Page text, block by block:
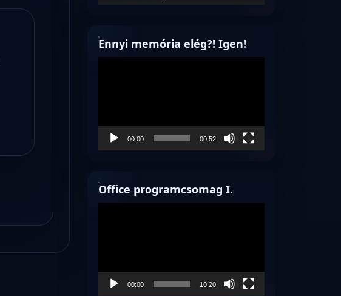
Ennyi memória elég?! Igen!
00:00 00:52
Office programcsomag I.
00:00 10:20